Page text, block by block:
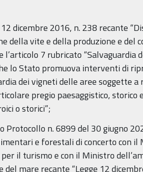
dicembre 2016, n. 238 recante
della vite e della produzione e del
l’articolo 7 rubricato “Salvaguardia
lo Stato promuova interventi di
dei vigneti delle aree soggette a
pregio paesaggistico, storico
o storici”;
Protocollo n. 6899 del 30 giugno
e forestali di concerto con
il turismo e con il Ministro
mare recante “Legge 12